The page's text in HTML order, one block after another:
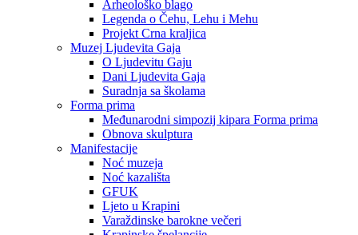
Arheološko blago
Legenda o Čehu, Lehu i Mehu
Projekt Crna kraljica
Muzej Ljudevita Gaja
O Ljudevitu Gaju
Dani Ljudevita Gaja
Suradnja sa školama
Forma prima
Međunarodni simpozij kipara Forma prima
Obnova skulptura
Manifestacije
Noć muzeja
Noć kazališta
GFUK
Ljeto u Krapini
Varaždinske barokne večeri